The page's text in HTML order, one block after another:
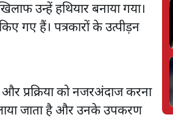
उन्हें हथियार बनाया गया।
गए हैं। पत्रकारों के उत्पीड़न
और प्रक्रिया को नजरअंदाज करना
जाता है और उनके उपकरण